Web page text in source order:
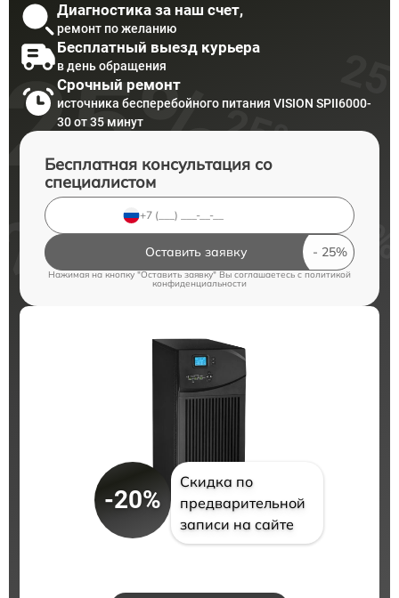
Диагностика за наш счет,
ремонт по желанию
Бесплатный выезд курьера
в день обращения
Срочный ремонт
источника бесперебойного питания VISION SPII6000-
30 от 35 минут
Бесплатная консультация со
специалистом
Оставить заявку
Нажимая на кнопку "Оставить заявку" Вы соглашаетесь cполитикой
конфиденциальности
-20%
Скидка по
предварительной
записи на сайте